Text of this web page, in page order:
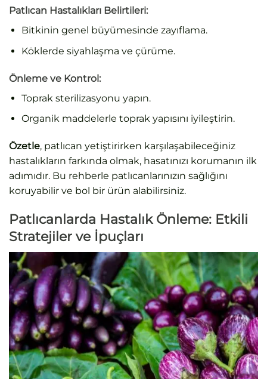
Patlıcan Hastalıkları Belirtileri:
Bitkinin genel büyümesinde zayıflama.
Köklerde siyahlaşma ve çürüme.
Önleme ve Kontrol:
Toprak sterilizasyonu yapın.
Organik maddelerle toprak yapısını iyileştirin.
Özetle, patlıcan yetiştirirken karşılaşabileceğiniz
hastalıkların farkında olmak, hasatınızı korumanın ilk
adımıdır. Bu rehberle patlıcanlarınızın sağlığını
koruyabilir ve bol bir ürün alabilirsiniz.
Patlıcanlarda Hastalık Önleme: Etkili
Stratejiler ve İpuçları